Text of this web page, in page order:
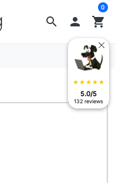
search  shopping_cart
0
star star star star star
5.0/5
132 reviews